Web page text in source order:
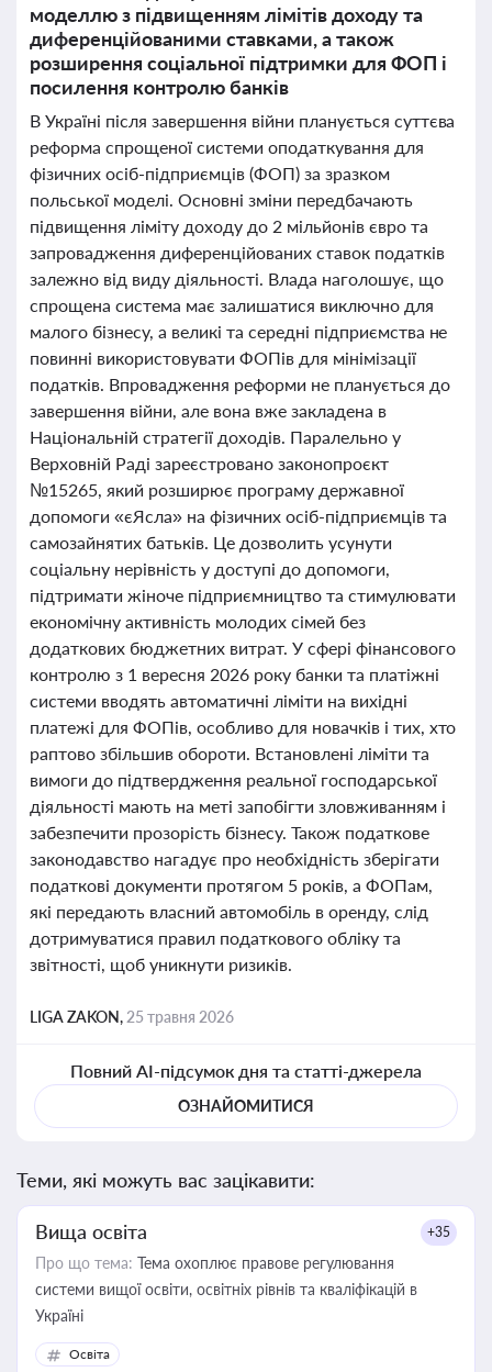
моделлю з підвищенням лімітів доходу та
диференційованими ставками, а також
розширення соціальної підтримки для ФОП і
посилення контролю банків
В Україні після завершення війни планується суттєва
реформа спрощеної системи оподаткування для
фізичних осіб-підприємців (ФОП) за зразком
польської моделі. Основні зміни передбачають
підвищення ліміту доходу до 2 мільйонів євро та
запровадження диференційованих ставок податків
залежно від виду діяльності. Влада наголошує, що
спрощена система має залишатися виключно для
малого бізнесу, а великі та середні підприємства не
повинні використовувати ФОПів для мінімізації
податків. Впровадження реформи не планується до
завершення війни, але вона вже закладена в
Національній стратегії доходів. Паралельно у
Верховній Раді зареєстровано законопроєкт
№15265, який розширює програму державної
допомоги «єЯсла» на фізичних осіб-підприємців та
самозайнятих батьків. Це дозволить усунути
соціальну нерівність у доступі до допомоги,
підтримати жіноче підприємництво та стимулювати
економічну активність молодих сімей без
додаткових бюджетних витрат. У сфері фінансового
контролю з 1 вересня 2026 року банки та платіжні
системи вводять автоматичні ліміти на вихідні
платежі для ФОПів, особливо для новачків і тих, хто
раптово збільшив обороти. Встановлені ліміти та
вимоги до підтвердження реальної господарської
діяльності мають на меті запобігти зловживанням і
забезпечити прозорість бізнесу. Також податкове
законодавство нагадує про необхідність зберігати
податкові документи протягом 5 років, а ФОПам,
які передають власний автомобіль в оренду, слід
дотримуватися правил податкового обліку та
звітності, щоб уникнути ризиків.
LIGA ZAKON, 25 травня 2026
Повний AI-підсумок дня та статті-джерела
ОЗНАЙОМИТИСЯ
Теми, які можуть вас зацікавити:
Вища освіта +35
Про що тема: Тема охоплює правове регулювання
системи вищої освіти, освітніх рівнів та кваліфікацій в
Україні
Освіта